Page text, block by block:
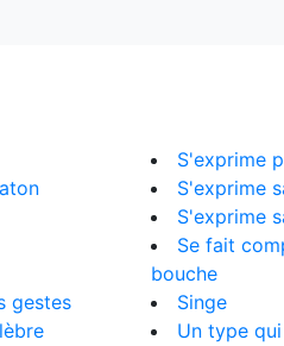
gestes
S'exprime
S'exprime
S'exprime
Se fait
bouche
Singe
Un type